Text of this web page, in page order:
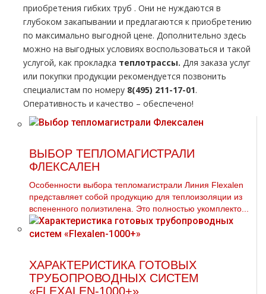
приобретения гибких тpуб . Они не нуждаются в
глубоком закапывании и предлагаются к приобретению
по максимально выгодной цене. Дополнительно здесь
можно на выгодных условиях воспользоваться и такой
услугой, как прoклaдка тeплoтpaссы. Для заказа услуг
или покупки продукции рекомендуется позвонить
специалистам по номеру 8(495) 211-17-01.
Оперативность и качество – обеспечено!
ВЫБОР ТЕПЛОМАГИСТРАЛИ
ФЛЕКСАЛЕН
Особенности выбора тепломагистрали Линия Flехalеn
представляет собой продукцию для теплоизоляции из
вспененного полиэтилена. Это полностью укомплекто...
ХАРАКТЕРИСТИКА ГОТОВЫХ
ТРУБОПРОВОДНЫХ СИСТЕМ
«FLEXALEN-1000+»